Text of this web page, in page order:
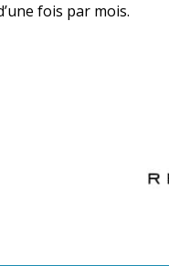
fois par mois.